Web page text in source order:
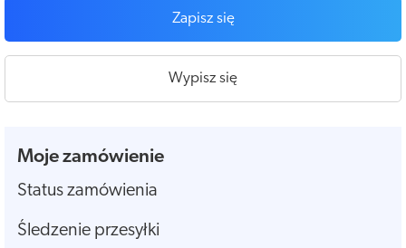
Zapisz się
Wypisz się
Moje zamówienie
Status zamówienia
Śledzenie przesyłki